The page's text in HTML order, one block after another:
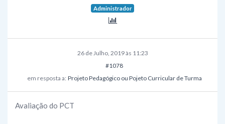
Administrador
26 de Julho, 2019 às 11:23
#1078
em resposta a: Projeto Pedagógico ou Pojeto Curricular de Turma
Avaliação do PCT